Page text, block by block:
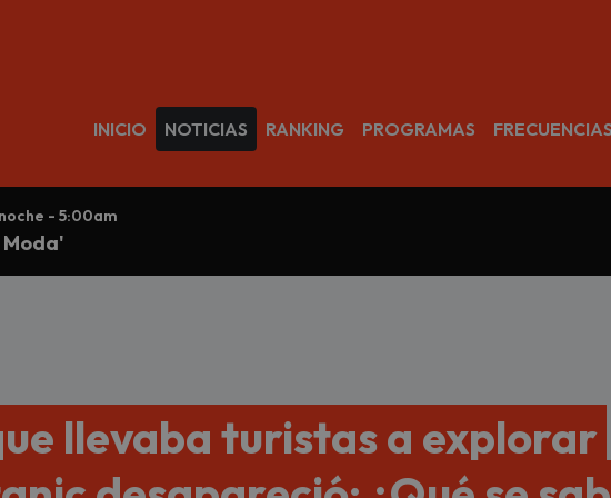
INICIO NOTICIAS RANKING PROGRAMAS FRECUENCIAS
- 5:00am
llevaba turistas a explorar